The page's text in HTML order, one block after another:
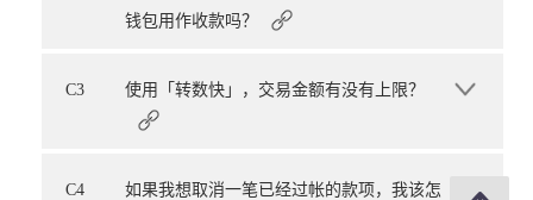
钱包用作收款吗？
C3 使用「转数快」，交易金额有没有上限？
C4
如果我想取消一笔已经过帐的款项，我该怎